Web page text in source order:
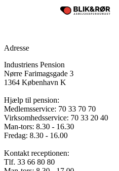
Adresse
Industriens Pension
Nørre Farimagsgade 3
1364 København K
Hjælp til pension:
Medlemsservice: 70 33 70 70
Virksomhedsservice: 70 33 20 40
Man-tors: 8.30 - 16.30
Fredag: 8.30 - 16.00
Kontakt receptionen:
Tlf. 33 66 80 80